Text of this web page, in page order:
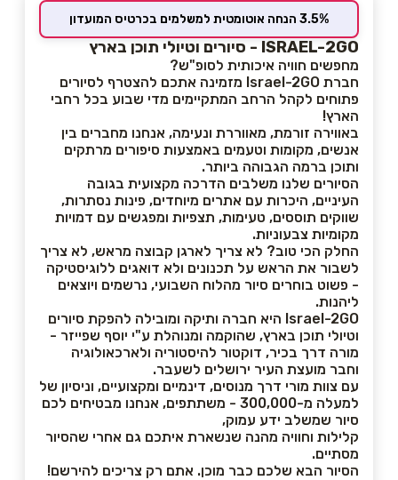
3.5% הנחה אוטומטית למשלמים בכרטיס המועדון
ISRAEL-2GO - סיורים וטיולי תוכן בארץ
מחפשים חוויה איכותית לסופ"ש?
חברת
Israel-2GO מזמינה אתכם להצטרף לסיורים
פתוחים לקהל הרחב המתקיימים מדי שבוע בכל רחבי
הארץ!
באווירה זורמת, מאווררת ונעימה, אנחנו מחברים בין
אנשים, מקומות וטעמים באמצעות סיפורים מרתקים
ותוכן ברמה הגבוהה ביותר.
הסיורים שלנו משלבים הדרכה מקצועית בגובה
העיניים, היכרות עם אתרים מיוחדים, פינות נסתרות,
שווקים תוססים, טעימות, תצפיות ומפגשים עם דמויות
מקומיות צבעוניות.
החלק הכי טוב? לא צריך לארגן קבוצה מראש, לא צריך
לשבור את הראש על תכנונים ולא דואגים ללוגיסטיקה
- פשוט בוחרים סיור מהלוח השבועי, נרשמים ויוצאים
ליהנות.
Israel-2GO היא חברה ותיקה ומובילה להפקת סיורים
וטיולי תוכן בארץ, שהוקמה ומנוהלת ע"י יוסף שפייזר -
מורה דרך בכיר, דוקטור להיסטוריה ולארכאולוגיה
וחבר מועצת העיר ירושלים לשעבר.
עם צוות מורי דרך מנוסים, דינמיים ומקצועיים, וניסיון של
למעלה מ-300,000 - משתתפים, אנחנו מבטיחים לכם
סיור שמשלב ידע עמוק,
קלילות וחוויה מהנה שנשארת איתכם גם אחרי שהסיור
מסתיים.
הסיור הבא שלכם כבר מוכן. אתם רק צריכים להירשם!